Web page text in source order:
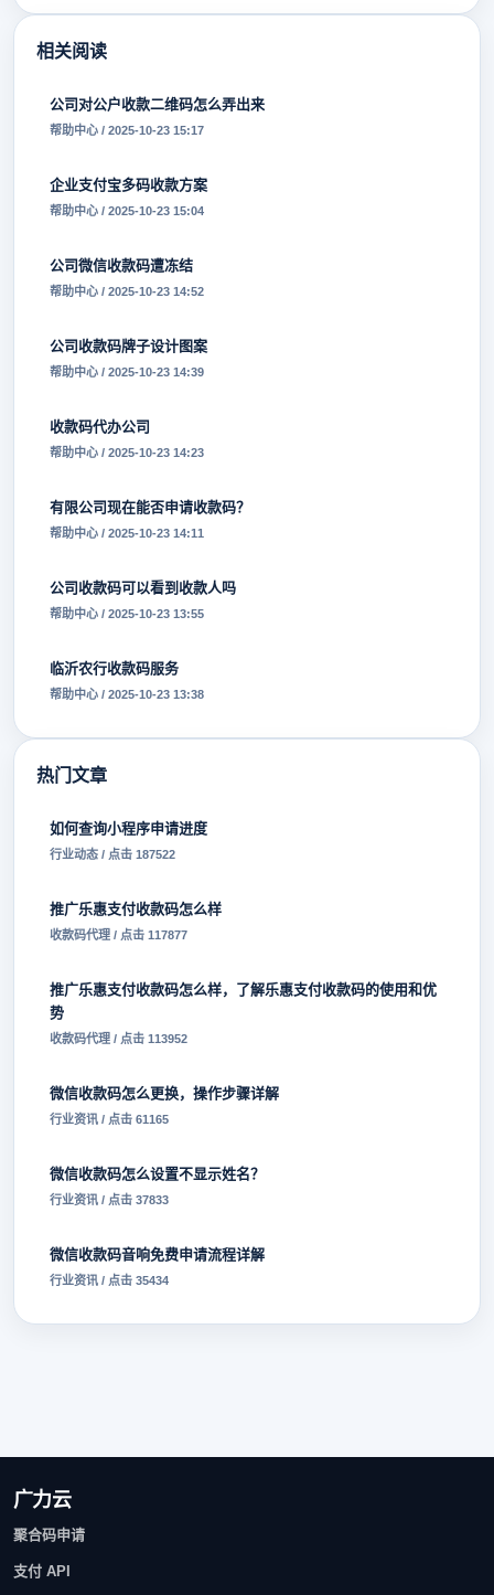
相关阅读
公司对公户收款二维码怎么弄出来
帮助中心 / 2025-10-23 15:17
企业支付宝多码收款方案
帮助中心 / 2025-10-23 15:04
公司微信收款码遭冻结
帮助中心 / 2025-10-23 14:52
公司收款码牌子设计图案
帮助中心 / 2025-10-23 14:39
收款码代办公司
帮助中心 / 2025-10-23 14:23
有限公司现在能否申请收款码？
帮助中心 / 2025-10-23 14:11
公司收款码可以看到收款人吗
帮助中心 / 2025-10-23 13:55
临沂农行收款码服务
帮助中心 / 2025-10-23 13:38
热门文章
如何查询小程序申请进度
行业动态 / 点击 187522
推广乐惠支付收款码怎么样
收款码代理 / 点击 117877
推广乐惠支付收款码怎么样，了解乐惠支付收款码的使用和优
势
收款码代理 / 点击 113952
微信收款码怎么更换，操作步骤详解
行业资讯 / 点击 61165
微信收款码怎么设置不显示姓名？
行业资讯 / 点击 37833
微信收款码音响免费申请流程详解
行业资讯 / 点击 35434
广力云
聚合码申请
支付 API